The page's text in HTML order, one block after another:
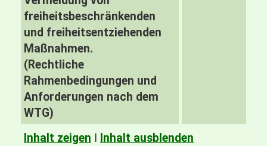
freiheitsbeschränkenden
und freiheitsentziehenden
Maßnahmen.
(Rechtliche
Rahmenbedingungen und
Anforderungen nach dem
WTG)
Inhalt zeigen I Inhalt ausblenden